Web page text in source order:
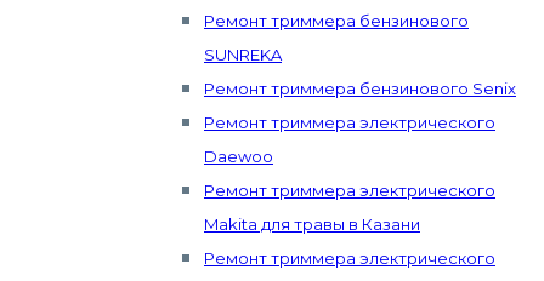
Ремонт триммера бензинового
SUNREKA
Ремонт триммера бензинового Senix
Ремонт триммера электрического
Daewoo
Ремонт триммера электрического
Makita для травы в Казани
Ремонт триммера электрического